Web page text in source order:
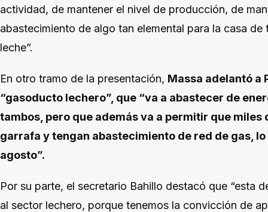
actividad, de mantener el nivel de producción, de
abastecimiento de algo tan elemental para la casa
leche”.
En otro tramo de la presentación, Massa adelantó a
“gasoducto lechero”, que “va a abastecer de
tambos, pero que además va a permitir que miles
garrafa y tengan abastecimiento de red de gas,
agosto”.
Por su parte, el secretario Bahillo destacó que “esta
al sector lechero, porque tenemos la convicción de